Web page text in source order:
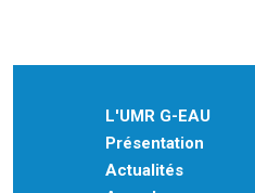
L'UMR G-EAU
Présentation
Actualités